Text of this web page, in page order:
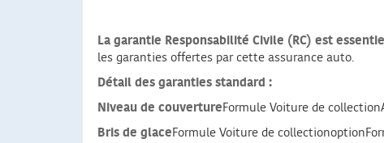
La garantie Responsabilité Civile (RC) est
les garanties offertes par cette assurance auto.
Détail des garanties standard :
Niveau de couverture Formule Voiture de
Bris de glace Formule Voiture de